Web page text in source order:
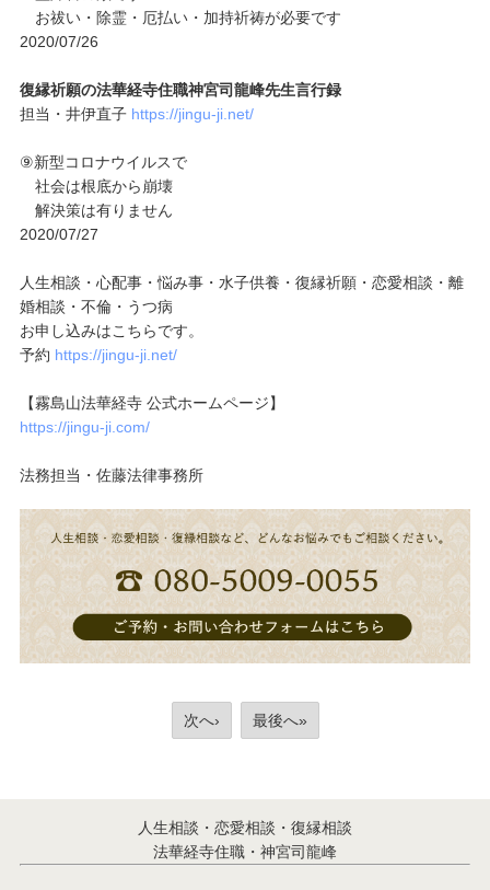
お祓い・除霊・厄払い・加持祈祷が必要です
2020/07/26
復縁祈願の法華経寺住職神宮司龍峰先生言行録
担当・井伊直子 https://jingu-ji.net/
⑨新型コロナウイルスで
社会は根底から崩壊
解決策は有りません
2020/07/27
人生相談・心配事・悩み事・水子供養・復縁祈願・恋愛相談・離
婚相談・不倫・うつ病
お申し込みはこちらです。
予約 https://jingu-ji.net/
【霧島山法華経寺 公式ホームページ】
https://jingu-ji.com/
法務担当・佐藤法律事務所
次へ› 最後へ»
人生相談・恋愛相談・復縁相談
法華経寺住職・神宮司龍峰